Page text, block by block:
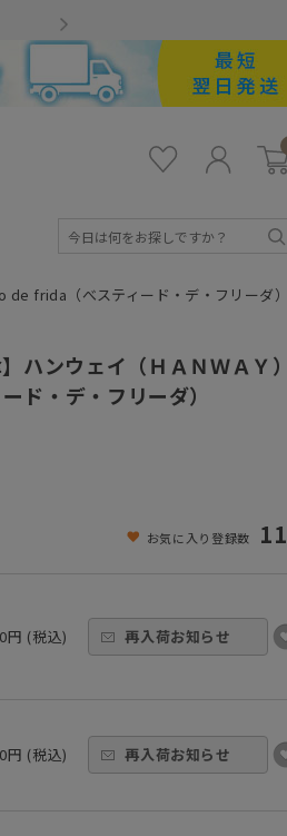
イ
ン
frida（べスティード・デ・フリーダ）
ハンウェイ（ＨＡＮＷＡＹ）
・デ・フリーダ）
お気に入り登録数 11
円 (税込) 再入荷お知らせ
円 (税込) 再入荷お知らせ